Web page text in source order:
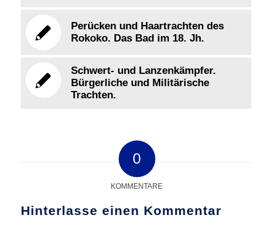
Perücken und Haartrachten des
Rokoko. Das Bad im 18. Jh.
Schwert- und Lanzenkämpfer.
Bürgerliche und Militärische
Trachten.
0
KOMMENTARE
Hinterlasse einen Kommentar